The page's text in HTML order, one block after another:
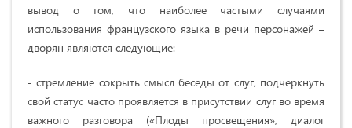
вывод о том, что наиболее частыми случаями
использования французского языка в речи персонажей –
дворян являются следующие:
- стремление сокрыть смысл беседы от слуг, подчеркнуть
свой статус часто проявляется в присутствии слуг во время
важного разговора («Плоды просвещения», диалог